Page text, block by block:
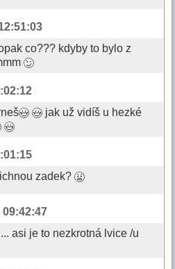
co??? kdyby to bylo z
jak už vidíš u hezké
zadek?
asi je to nezkrotná lvice /u